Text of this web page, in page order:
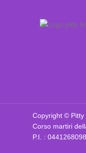
Copyright © Pitty
Corso martiri
P.I. :